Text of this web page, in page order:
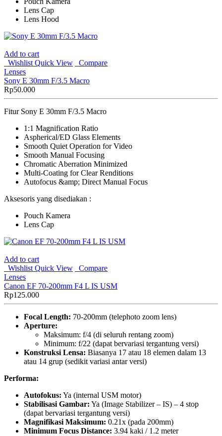
Lens Cap
Lens Hood
Add to cart
Wishlist Quick View
Compare
Lenses
Sony E 30mm F/3.5 Macro
Rp50.000
Fitur Sony E 30mm F/3.5 Macro
1:1 Magnification Ratio
Aspherical/ED Glass Elements
Smooth Quiet Operation for Video
Smooth Manual Focusing
Chromatic Aberration Minimized
Multi-Coating for Clear Renditions
Autofocus &amp; Direct Manual Focus
Aksesoris yang disediakan :
Pouch Kamera
Lens Cap
Add to cart
Wishlist Quick View
Compare
Lenses
Canon EF 70-200mm F4 L IS USM
Rp125.000
Focal Length: 70-200mm (telephoto zoom lens)
Aperture:
Maksimum: f/4 (di seluruh rentang zoom)
Minimum: f/22 (dapat bervariasi tergantung versi)
Konstruksi Lensa: Biasanya 17 atau 18 elemen dalam 13
atau 14 grup (sedikit variasi antar versi)
Performa:
Autofokus: Ya (internal USM motor)
Stabilisasi Gambar: Ya (Image Stabilizer – IS) – 4 stop
(dapat bervariasi tergantung versi)
Magnifikasi Maksimum: 0.21x (pada 200mm)
Minimum Focus Distance: 3.94 kaki / 1.2 meter